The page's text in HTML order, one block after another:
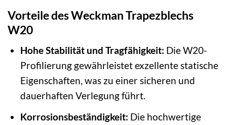
Vorteile des Weckman Trapezblechs
W20
Hohe Stabilität und Tragfähigkeit: Die W20-
Profilierung gewährleistet exzellente statische
Eigenschaften, was zu einer sicheren und
dauerhaften Verlegung führt.
Korrosionsbeständigkeit: Die hochwertige